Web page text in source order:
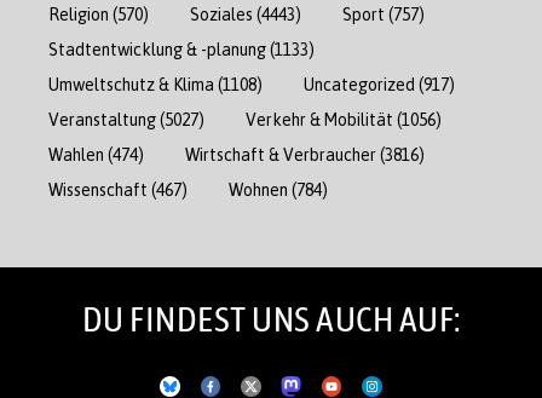
Religion (570) Soziales (4443) Sport (757)
Stadtentwicklung & -planung(1133)
Umweltschutz & Klima (1108) Uncategorized (917)
Veranstaltung(5027) Verkehr & Mobilität (1056)
Wahlen (474) Wirtschaft & Verbraucher(3816)
Wissenschaft (467) Wohnen (784)
DU FINDEST UNS AUCH AUF: